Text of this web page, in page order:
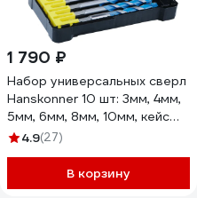
1 790 ₽
Набор универсальных сверл
Hanskonner 10 шт: 3мм, 4мм,
5мм, 6мм, 8мм, 10мм, кейс
H1055-08-S10
4.9(27)
В корзину